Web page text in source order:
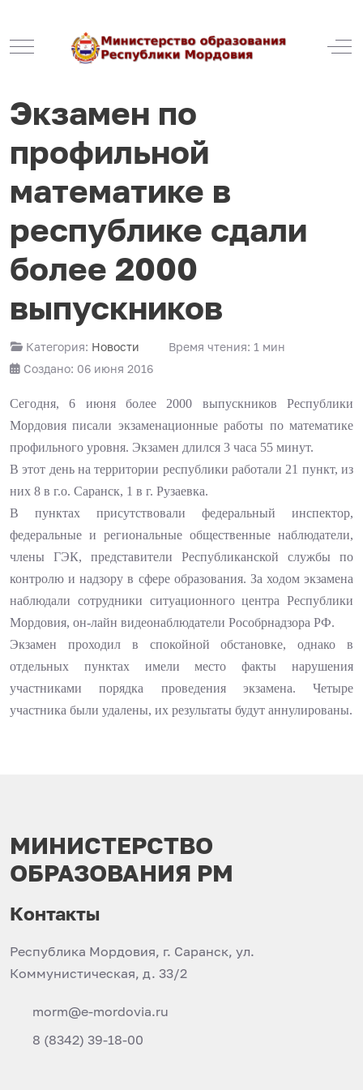
Mobile Menu Toggle
Экзамен по
профильной
математике в
республике сдали
более 2000
выпускников
Категория: Новости
Время чтения: 1 мин
Создано: 06 июня 2016
Сегодня, 6 июня более 2000 выпускников Республики
Мордовия писали экзаменационные работы по математике
профильного уровня. Экзамен длился 3 часа 55 минут.
В этот день на территории республики работали 21 пункт, из
них 8 в г.о. Саранск, 1 в г. Рузаевка.
В пунктах присутствовали федеральный инспектор,
федеральные и региональные общественные наблюдатели,
члены ГЭК, представители Республиканской службы по
контролю и надзору в сфере образования. За ходом экзамена
наблюдали сотрудники ситуационного центра Республики
Мордовия, он-лайн видеонаблюдатели Рособрнадзора РФ.
Экзамен проходил в спокойной обстановке, однако в
отдельных пунктах имели место факты нарушения
участниками порядка проведения экзамена. Четыре
участника были удалены, их результаты будут аннулированы.
МИНИСТЕРСТВО
ОБРАЗОВАНИЯ РМ
Контакты
Республика Мордовия, г. Саранск, ул.
Коммунистическая, д. 33/2
morm@e-mordovia.ru
8 (8342) 39-18-00